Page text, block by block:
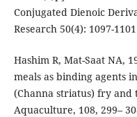
Conjugated Dienoic
Research 50(4): 1097-
Hashim R, Mat-Saat NA,
meals as binding agents
(Channa striatus) fry
Aquaculture, 108, 299–